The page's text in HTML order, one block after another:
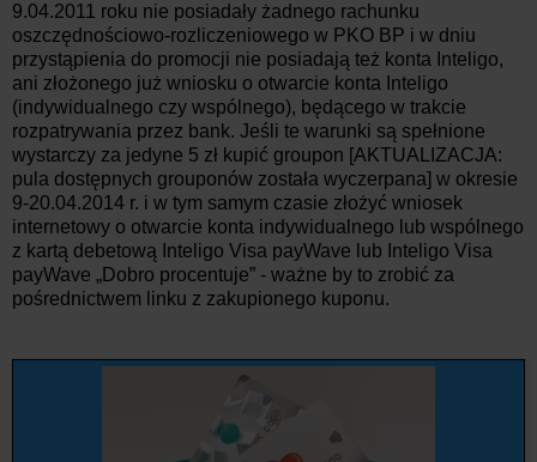
9.04.2011 roku nie posiadały żadnego rachunku
oszczędnościowo-rozliczeniowego w PKO BP i w dniu
przystąpienia do promocji nie posiadają też konta Inteligo,
ani złożonego już wniosku o otwarcie konta Inteligo
(indywidualnego czy wspólnego), będącego w trakcie
rozpatrywania przez bank. Jeśli te warunki są spełnione
wystarczy za jedyne 5 zł kupić groupon [AKTUALIZACJA:
pula dostępnych grouponów została wyczerpana] w okresie
9-20.04.2014 r. i w tym samym czasie złożyć wniosek
internetowy o otwarcie konta indywidualnego lub wspólnego
z kartą debetową Inteligo Visa payWave lub Inteligo Visa
payWave „Dobro procentuje” - ważne by to zrobić za
pośrednictwem linku z zakupionego kuponu.